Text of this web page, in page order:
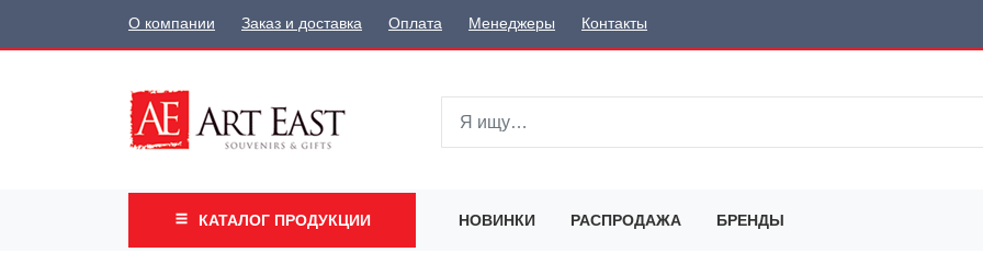
О компании Заказ и доставка Оплата Менеджеры Контакты
КАТАЛОГ ПРОДУКЦИИ НОВИНКИ РАСПРОДАЖА БРЕНДЫ